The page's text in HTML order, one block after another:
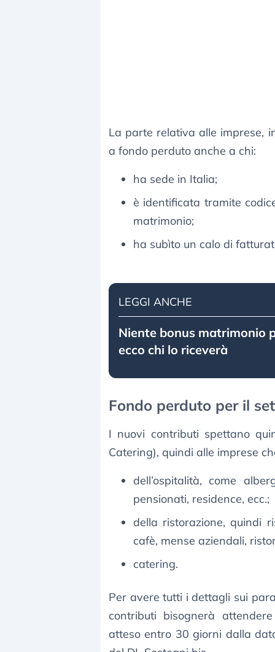
La parte relativa alle imprese,
a fondo perduto anche a chi:
ha sede in Italia;
è identificata tramite
matrimonio;
ha subìto un calo di
LEGGI ANCHE
Niente bonus matrimonio
ecco chi lo riceverà
Fondo perduto per il
I nuovi contributi spettano
Catering), quindi alle imprese
dell’ospitalità, come
pensionati, residence, ecc.;
della ristorazione, quindi
cafè, mense aziendali,
catering.
Per avere tutti i dettagli sui
contributi bisognerà
atteso entro 30 giorni dalla